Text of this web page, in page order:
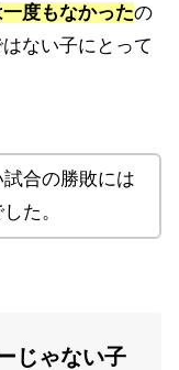
度もなかったの
ない子にとって
合の勝敗には
た。
じゃない子